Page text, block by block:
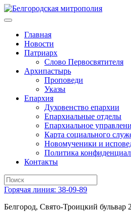
Главная
Новости
Патриарх
Слово Первосвятителя
Архипастырь
Проповеди
Указы
Епархия
Духовенство епархии
Епархиальные отделы
Епархиальное
Карта социального
Новомученики и
Политика
Контакты
Горячая линия: 38-09-89
Белгород, Свято-Троицкий бульвар